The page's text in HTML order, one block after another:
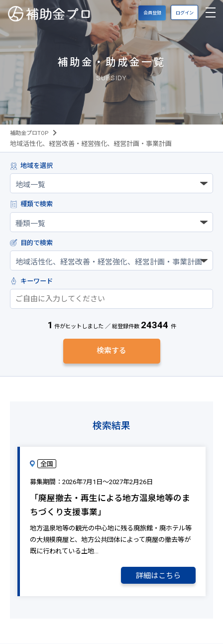
会員登録 ログイン
補助金・助成金一覧
SUBSIDY
補助金プロTOP
地域活性化、経営改善・経営強化、経営計画・事業計画
地域を選択
種類で検索
目的で検索
キーワード
1 件がヒットしました ／ 総登録件数 24344 件
検索結果
全国
募集期間：2026年7月1日～2027年2月26日
「廃屋撤去・再生による地方温泉地等のま
ちづくり支援事業」
地方温泉地等の観光の中心地に残る廃旅館・廃ホテル等
の大規模廃屋と、地方公共団体によって廃屋の撤去等が
既に行われている土地…
詳細はこちら